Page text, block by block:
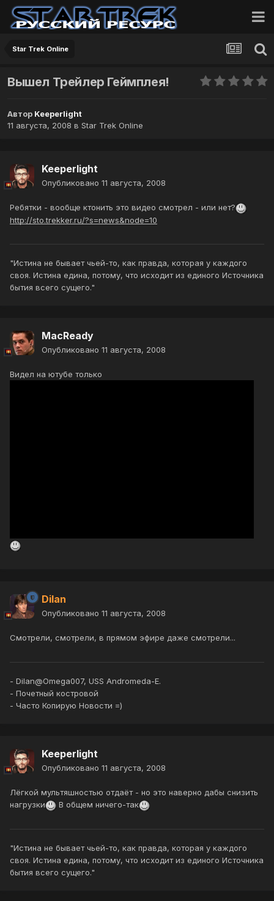
Star Trek Online
Вышел Трейлер Геймплея!
Автор Keeperlight
11 августа, 2008 в Star Trek Online
Keeperlight
Опубликовано 11 августа, 2008
Ребятки - вообще ктонить это видео смотрел - или нет?
http://sto.trekker.ru/?s=news&node=10
"Истина не бывает чьей-то, как правда, которая у каждого
своя. Истина едина, потому, что исходит из единого Источника
бытия всего сущего."
MacReady
Опубликовано 11 августа, 2008
Видел на ютубе только
Dilan
Опубликовано 11 августа, 2008
Смотрели, смотрели, в прямом эфире даже смотрели...
- Dilan@Omega007, USS Andromeda-E.
- Почетный костровой
- Часто Копирую Новости =)
Keeperlight
Опубликовано 11 августа, 2008
Лёгкой мультяшностью отдаёт - но это наверно дабы снизить
нагрузки
В общем ничего-так
"Истина не бывает чьей-то, как правда, которая у каждого
своя. Истина едина, потому, что исходит из единого Источника
бытия всего сущего."